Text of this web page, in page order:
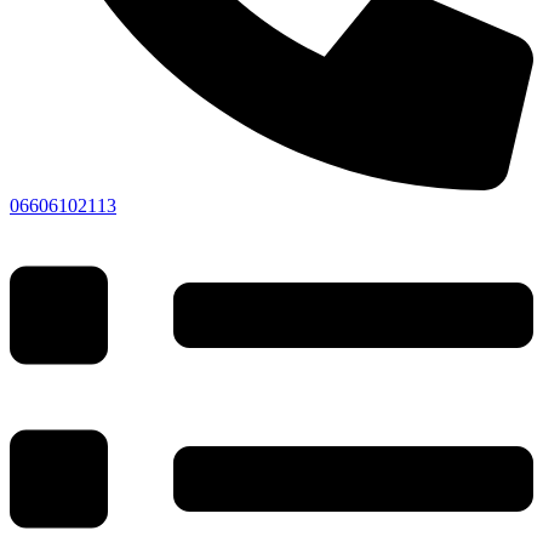
06606102113